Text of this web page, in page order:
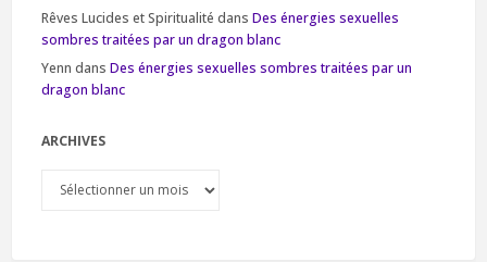
Rêves Lucides et Spiritualité dans Des énergies sexuelles
sombres traitées par un dragon blanc
Yenn dans Des énergies sexuelles sombres traitées par un
dragon blanc
ARCHIVES